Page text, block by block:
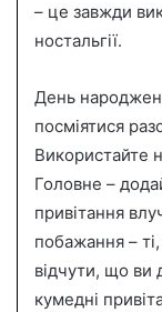
– це завжди
ностальгії.
День
посміятися
Використайте
Головне –
привітання
побажання –
відчути, що ви
кумедні